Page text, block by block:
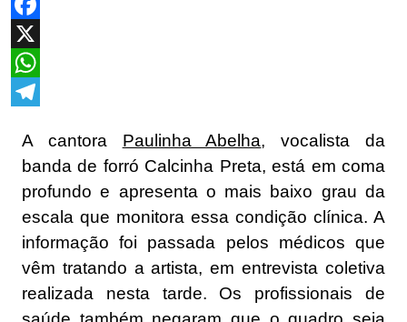
Facebook
X
WhatsApp
A cantora Paulinha Abelha, vocalista da
banda de forró Calcinha Preta, está em coma
profundo e apresenta o mais baixo grau da
escala que monitora essa condição clínica. A
informação foi passada pelos médicos que
vêm tratando a artista, em entrevista coletiva
realizada nesta tarde. Os profissionais de